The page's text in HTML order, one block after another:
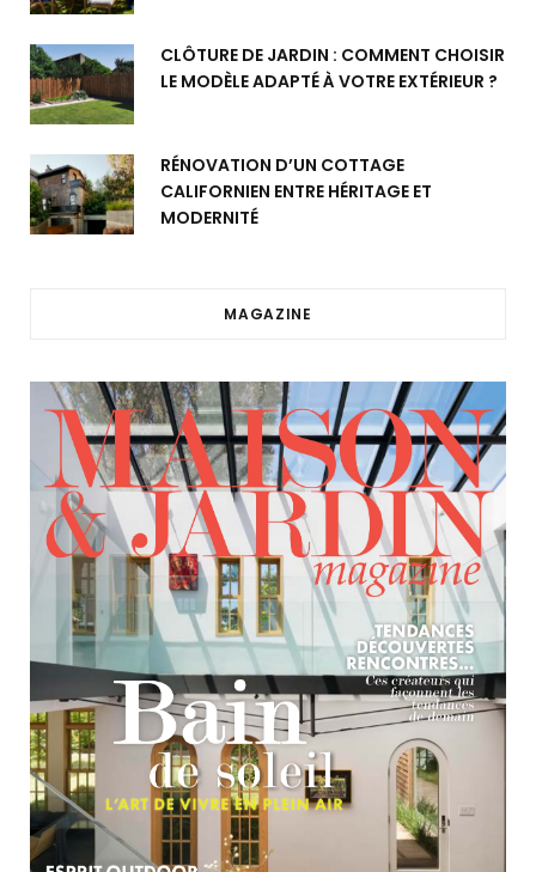
CLÔTURE DE JARDIN : COMMENT CHOISIR
LE MODÈLE ADAPTÉ À VOTRE EXTÉRIEUR ?
RÉNOVATION D’UN COTTAGE
CALIFORNIEN ENTRE HÉRITAGE ET
MODERNITÉ
MAGAZINE